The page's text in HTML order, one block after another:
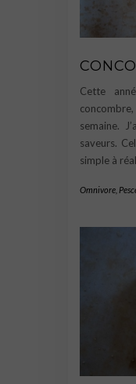
Cette
semaine.
saveurs.
simple à
Omnivore